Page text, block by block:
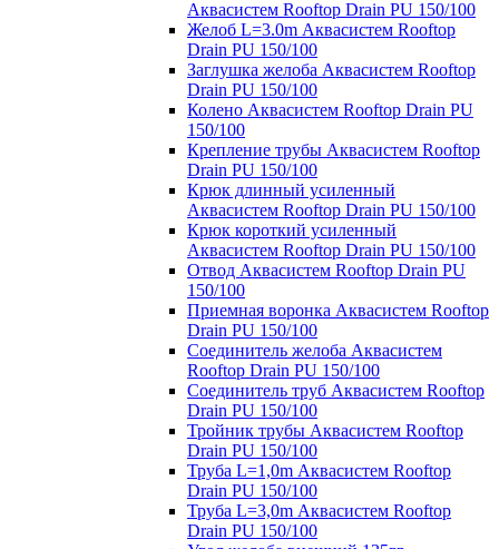
Аквасистем Rooftop Drain PU 150/100
Желоб L=3.0m Аквасистем Rooftop
Drain PU 150/100
Заглушка желоба Аквасистем Rooftop
Drain PU 150/100
Колено Аквасистем Rooftop Drain PU
150/100
Крепление трубы Аквасистем Rooftop
Drain PU 150/100
Крюк длинный усиленный
Аквасистем Rooftop Drain PU 150/100
Крюк короткий усиленный
Аквасистем Rooftop Drain PU 150/100
Отвод Аквасистем Rooftop Drain PU
150/100
Приемная воронка Аквасистем Rooftop
Drain PU 150/100
Соединитель желоба Аквасистем
Rooftop Drain PU 150/100
Соединитель труб Аквасистем Rooftop
Drain PU 150/100
Тройник трубы Аквасистем Rooftop
Drain PU 150/100
Труба L=1,0m Аквасистем Rooftop
Drain PU 150/100
Труба L=3,0m Аквасистем Rooftop
Drain PU 150/100